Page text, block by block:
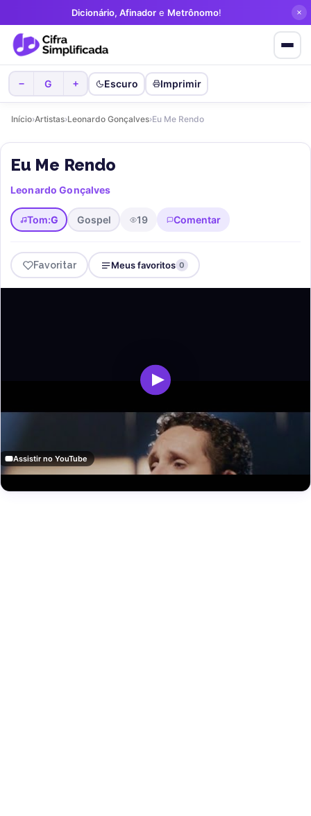
Dicionário, Afinador e Metrônomo!
− G + Escuro Imprimir
Início›Artistas›Leonardo Gonçalves›Eu Me Rendo
Eu Me Rendo
Leonardo Gonçalves
Tom:G Gospel 19 Comentar
Favoritar Meus favoritos 0
Assistir no YouTube